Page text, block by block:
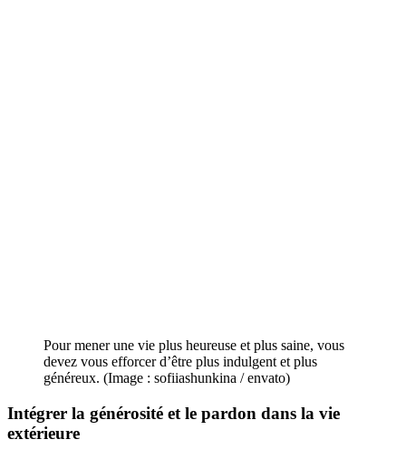
Pour mener une vie plus heureuse et plus saine, vous
devez vous efforcer d’être plus indulgent et plus
généreux. (Image : sofiiashunkina / envato)
Intégrer la générosité et le pardon dans la vie
extérieure